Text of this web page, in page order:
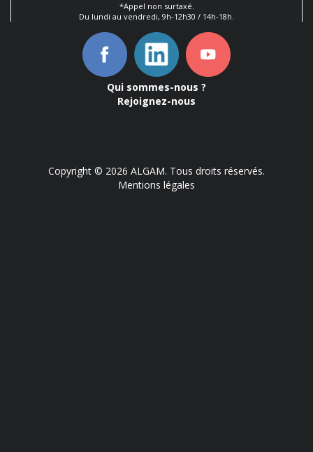
*Appel non surtaxé.
Du lundi au vendredi, 9h-12h30 / 14h-18h.
Qui sommes-nous ?
Rejoignez-nous
Copyright © 2026 ALGAM. Tous droits réservés.
Mentions légales